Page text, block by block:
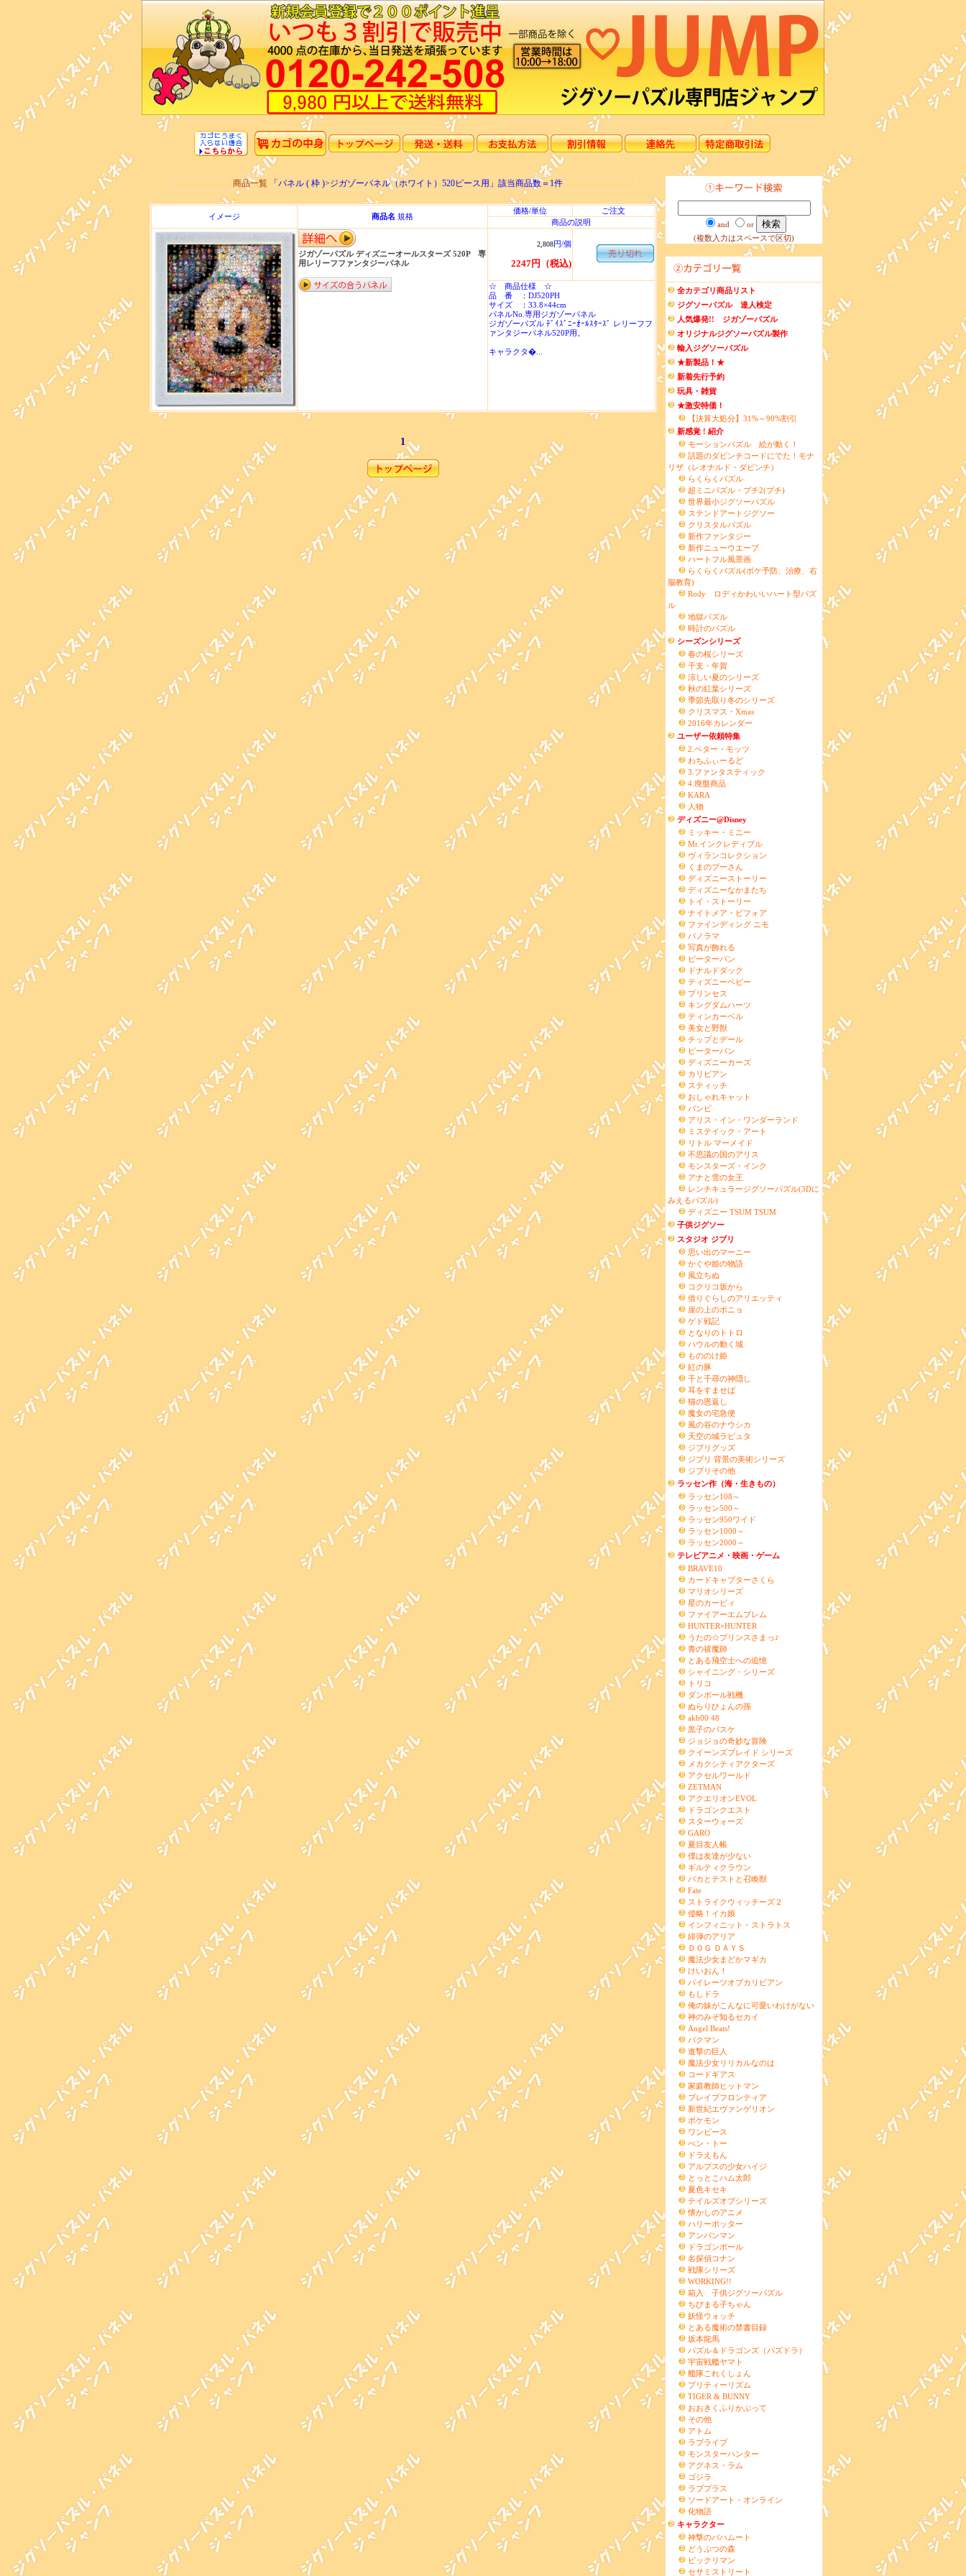
商品一覧 「パネル ( 枠 )>ジガゾーパネル（ホワイト）520ピース用」該当商品数＝1件
イメージ 商品名 規格
価格/単位
ご注文
商品の説明
ジガゾーパズル ディズニーオールスターズ 520P 専
用レリーフファンタジーパネル
2,808円/個
2247円（税込)
☆ 商品仕様 ☆
品 番 ：DJ520PH
サイズ ：33.8×44cm
パネルNo.専用ジガゾーパネル
ジガゾーパズル ﾃﾞｲｽﾞﾆｰｵｰﾙｽﾀｰｽﾞ レリーフフ
ァンタジーパネル520P用。
キャラクタ�...
1
and
or
(複数入力はスペースで区切)
全カテゴリ商品リスト
ジグソーパズル 達人検定
人気爆発!! ジガゾーパズル
オリジナルジグソーパズル製作
輸入ジグソーパズル
★新製品！★
新着先行予約
玩具・雑貨
★激安特価！
【決算大処分】31%～90%割引
新感覚 ! 紹介
モーションパズル 絵が動く！
話題のダビンチコードにでた！モナ
リザ（レオナルド・ダビンチ）
らくらくパズル
超ミニパズル・プチ2(プチ)
世界最小ジグソーパズル
ステンドアートジグソー
クリスタルパズル
新作ファンタジー
新作ニューウエーブ
ハートフル風景画
らくらくパズル(ボケ予防、治療、右
脳教育)
Rody ロディかわいいハート型パズ
ル
地獄パズル
時計のパズル
シーズンシリーズ
春の桜シリーズ
干支・年賀
涼しい夏のシリーズ
秋の紅葉シリーズ
季節先取り冬のシリーズ
クリスマス・Xmas
2016年カレンダー
ユーザー依頼特集
2.ペター・モッツ
わちふぃーるど
3.ファンタスティック
4.廃盤商品
KARA
人物
ディズニー@Disney
ミッキー・ミニー
Mr.インクレディブル
ヴィランコレクション
くまのプーさん
ディズニーストーリー
ディズニーなかまたち
トイ・ストーリー
ナイトメア・ビフォア
ファインディング ニモ
パノラマ
写真が飾れる
ピーターパン
ドナルドダック
ティズニーベビー
プリンセス
キングダムハーツ
ティンカーベル
美女と野獣
チップとデール
ピーターパン
ディズニーカーズ
カリビアン
スティッチ
おしゃれキャット
バンビ
アリス・イン・ワンダーランド
ミステイック・アート
リトル マーメイド
不思議の国のアリス
モンスターズ・インク
アナと雪の女王
レンチキュラージグソーパズル(3Dに
みえるパズル)
ディズニー TSUM TSUM
子供ジグソー
スタジオ ジブリ
思い出のマーニー
かぐや姫の物語
風立ちぬ
コクリコ坂から
借りぐらしのアリエッティ
崖の上のポニョ
ゲド戦記
となりのトトロ
ハウルの動く城
もののけ姫
紅の豚
千と千尋の神隠し
耳をすませば
猫の恩返し
魔女の宅急便
風の谷のナウシカ
天空の城ラピュタ
ジブリグッズ
ジブリ 背景の美術シリーズ
ジブリその他
ラッセン作（海・生きもの）
ラッセン108～
ラッセン500～
ラッセン950ワイド
ラッセン1000～
ラッセン2000～
テレビアニメ・映画・ゲーム
BRAVE10
カードキャプターさくら
マリオシリーズ
星のカービィ
ファイアーエムブレム
HUNTER×HUNTER
うたの☆プリンスさまっ♪
青の祓魔師
とある飛空士への追憶
シャイニング・シリーズ
トリコ
ダンボール戦機
ぬらりひょんの孫
akb00 48
黒子のバスケ
ジョジョの奇妙な冒険
クイーンズブレイド シリーズ
メカクシティアクターズ
アクセルワールド
ZETMAN
アクエリオンEVOL
ドラゴンクエスト
スターウォーズ
GARO
夏目友人帳
僕は友達が少ない
ギルティクラウン
バカとテストと召喚獣
Fate
ストライクウィッチーズ２
侵略！イカ娘
インフィニット・ストラトス
緋弾のアリア
ＤＯＧ ＤＡＹＳ
魔法少女まどかマギカ
けいおん！
パイレーツオブカリビアン
もしドラ
俺の妹がこんなに可愛いわけがない
神のみぞ知るセカイ
Angel Beats!
バクマン
進撃の巨人
魔法少女リリカルなのは
コードギアス
家庭教師ヒットマン
ブレイブフロンティア
新世紀エヴァンゲリオン
ポケモン
ワンピース
べン・トー
ドラえもん
アルプスの少女ハイジ
とっとこハム太郎
夏色キセキ
テイルズオブシリーズ
懐かしのアニメ
ハリーポッター
アンパンマン
ドラゴンボール
名探偵コナン
戦隊シリーズ
WORKING!!
箱入 子供ジグソーパズル
ちびまる子ちゃん
妖怪ウォッチ
とある魔術の禁書目録
坂本龍馬
パズル＆ドラゴンズ（パズドラ）
宇宙戦艦ヤマト
艦隊これくしょん
プリティーリズム
TIGER & BUNNY
おおきくふりかぶって
その他
アトム
ラブライブ
モンスターハンター
アグネス・ラム
ゴジラ
ラブプラス
ソードアート・オンライン
化物語
キャラクター
神撃のバハムート
どうぶつの森
ビックリマン
セサミストリート